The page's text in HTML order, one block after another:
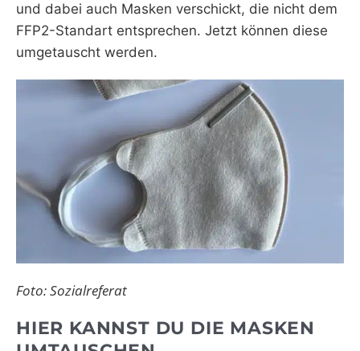
und dabei auch Masken verschickt, die nicht dem
FFP2-Standart entsprechen. Jetzt können diese
umgetauscht werden.
Foto: Sozialreferat
HIER KANNST DU DIE MASKEN